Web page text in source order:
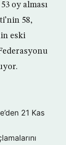
oy alması
58,
eski
21 Kas